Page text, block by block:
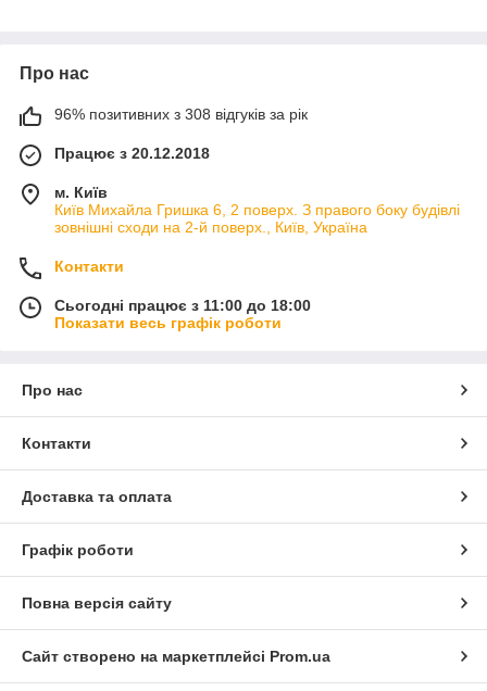
Про нас
96% позитивних з 308 відгуків за рік
Працює з 20.12.2018
м. Київ
Київ Михайла Гришка 6, 2 поверх. З правого боку будівлі
зовнішні сходи на 2-й поверх., Київ, Україна
Контакти
Сьогодні працює з 11:00 до 18:00
Показати весь графік роботи
Про нас
Контакти
Доставка та оплата
Графік роботи
Повна версія сайту
Сайт створено на маркетплейсі Prom.ua